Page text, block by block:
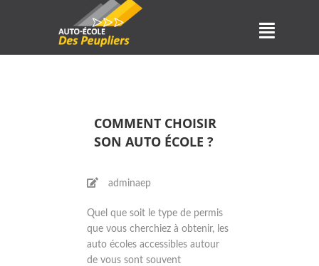
COMMENT CHOISIR
SON AUTO ÉCOLE ?
adminaep
Quel que soit le type de permis
que vous cherchiez à obtenir, les
auto écoles accessibles autour
de vous sont souvent